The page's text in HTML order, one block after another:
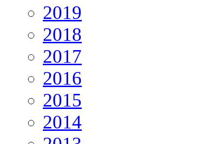
2019
2018
2017
2016
2015
2014